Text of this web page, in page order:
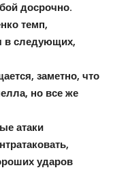
досрочно.
темп,
в следующих,
заметно, что
но все же
атаки
ударов